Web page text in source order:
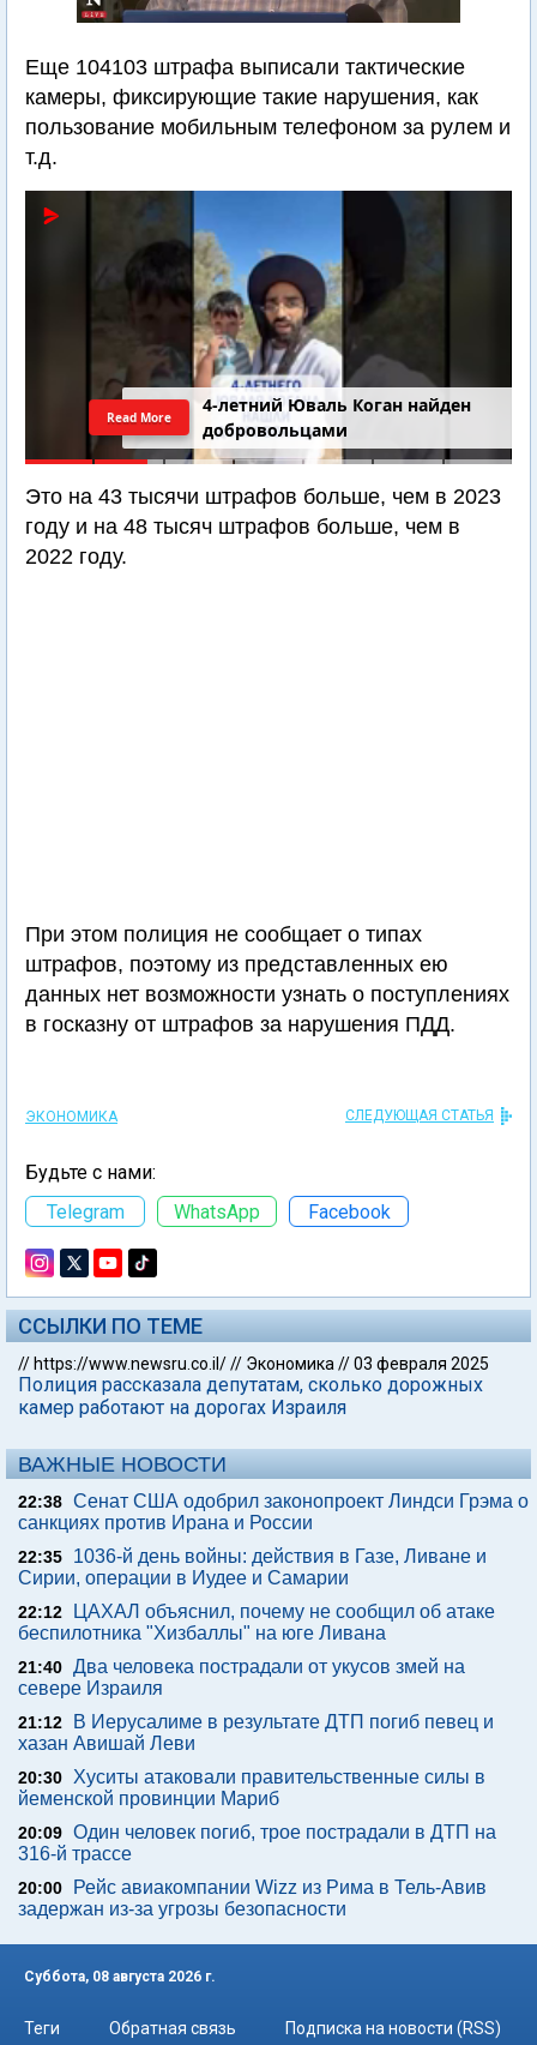
Еще 104103 штрафа выписали тактические
камеры, фиксирующие такие нарушения, как
пользование мобильным телефоном за рулем и
т.д.
4-летний Юваль Коган найден
добровольцами
Read More
Это на 43 тысячи штрафов больше, чем в 2023
году и на 48 тысяч штрафов больше, чем в
2022 году.
При этом полиция не сообщает о типах
штрафов, поэтому из представленных ею
данных нет возможности узнать о поступлениях
в госказну от штрафов за нарушения ПДД.
ЭКОНОМИКА СЛЕДУЮЩАЯ СТАТЬЯ
Будьте с нами:
Telegram
WhatsApp Facebook
ССЫЛКИ ПО ТЕМЕ
// https://www.newsru.co.il/// Экономика //03 февраля 2025
Полиция рассказала депутатам, сколько дорожных
камер работают на дорогах Израиля
ВАЖНЫЕ НОВОСТИ
22:38 Сенат США одобрил законопроект Линдси Грэма о
санкциях против Ирана и России
22:35
1036-й день войны: действия в Газе, Ливане и
Сирии, операции в Иудее и Самарии
22:12
ЦАХАЛ объяснил, почему не сообщил об атаке
беспилотника "Хизбаллы" на юге Ливана
21:40 Два человека пострадали от укусов змей на
севере Израиля
21:12
В Иерусалиме в результате ДТП погиб певец и
хазан Авишай Леви
20:30
Хуситы атаковали правительственные силы в
йеменской провинции Мариб
20:09 Один человек погиб, трое пострадали в ДТП на
316-й трассе
20:00
Рейс авиакомпании Wizz из Рима в Тель-Авив
задержан из-за угрозы безопасности
Суббота, 08 августа 2026 г.
Теги Обратная связь Подписка на новости (RSS)